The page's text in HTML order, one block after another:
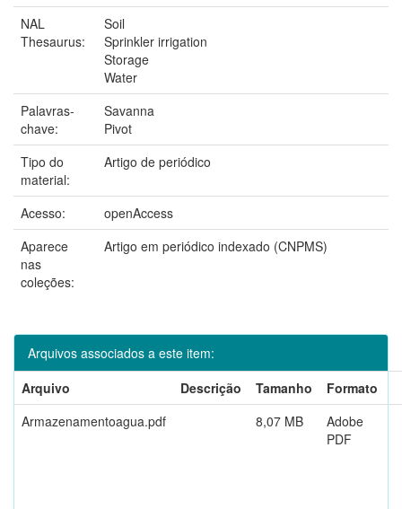
NAL
Thesaurus:
Soil
Sprinkler irrigation
Storage
Water
Palavras-
chave:
Savanna
Pivot
Tipo do
material:
Artigo de periódico
Acesso:
openAccess
Aparece
nas
coleções:
Artigo em periódico indexado (CNPMS)
Arquivos associados a este item:
Arquivo
Descrição Tamanho
Formato
Armazenamentoagua.pdf
8,07 MB
Adobe
PDF